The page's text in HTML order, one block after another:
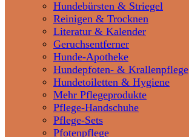
Hundebürsten & Striegel
Reinigen & Trocknen
Literatur & Kalender
Geruchsentferner
Hunde-Apotheke
Hundepfoten- & Krallenpflege
Hundetoiletten & Hygiene
Mehr Pflegeprodukte
Pflege-Handschuhe
Pflege-Sets
Pfotenpflege